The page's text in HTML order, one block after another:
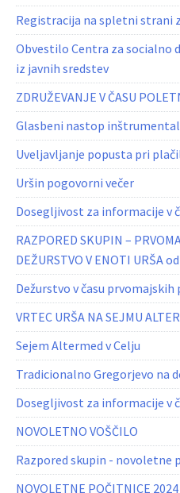
Registracija na spletni strani
Obvestilo Centra za socialno
iz javnih sredstev
ZDRUŽEVANJE V ČASU
Glasbeni nastop
Uveljavljanje popusta pri
Uršin pogovorni večer
Dosegljivost za informacije v
RAZPORED SKUPIN –
DEŽURSTVO V ENOTI URŠA
Dežurstvo v času
VRTEC URŠA NA SEJMU
Sejem Altermed v Celju
Tradicionalno Gregorjevo na
Dosegljivost za informacije v
NOVOLETNO VOŠČILO
Razpored skupin - novoletne
NOVOLETNE POČITNICE 2024